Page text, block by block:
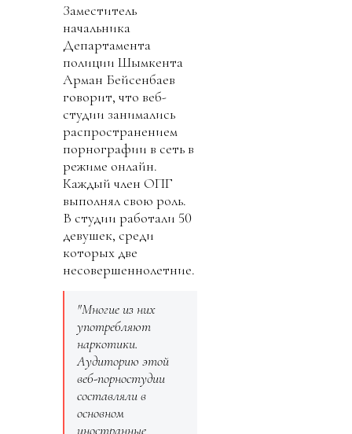
Заместитель
начальника
Департамента
полиции Шымкента
Арман Бейсенбаев
говорит, что веб-
студии занимались
распространением
порнографии в сеть в
режиме онлайн.
Каждый член ОПГ
выполнял свою роль.
В студии работали 50
девушек, среди
которых две
несовершеннолетние.
"Многие из них
употребляют
наркотики.
Аудиторию этой
веб-порностудии
составляли в
основном
иностранные